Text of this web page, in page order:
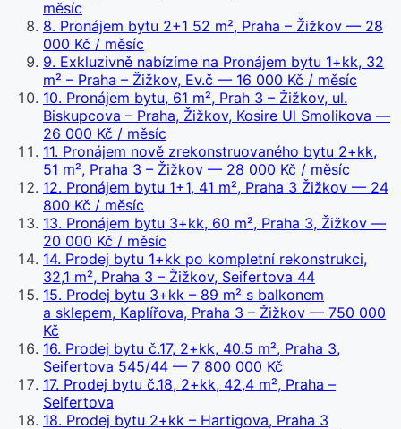
měsíc
8. Pronájem bytu 2+1 52 m², Praha – Žižkov — 28
000 Kč / měsíc
9. Exkluzivně nabízíme na Pronájem bytu 1+kk, 32
m² – Praha – Žižkov, Ev.č — 16 000 Kč / měsíc
10. Pronájem bytu, 61 m², Prah 3 – Žižkov, ul.
Biskupcova – Praha, Žižkov, Kosire Ul Smolikova —
26 000 Kč / měsíc
11. Pronájem nově zrekonstruovaného bytu 2+kk,
51 m², Praha 3 – Žižkov — 28 000 Kč / měsíc
12. Pronájem bytu 1+1, 41 m², Praha 3 Žižkov — 24
800 Kč / měsíc
13. Pronájem bytu 3+kk, 60 m², Praha 3, Žižkov —
20 000 Kč / měsíc
14. Prodej bytu 1+kk po kompletní rekonstrukci,
32,1 m², Praha 3 – Žižkov, Seifertova 44
15. Prodej bytu 3+kk – 89 m² s balkonem
a sklepem, Kaplířova, Praha 3 – Žižkov — 750 000
Kč
16. Prodej bytu č.17, 2+kk, 40.5 m², Praha 3,
Seifertova 545/44 — 7 800 000 Kč
17. Prodej bytu č.18, 2+kk, 42,4 m², Praha –
Seifertova
18. Prodej bytu 2+kk – Hartigova, Praha 3